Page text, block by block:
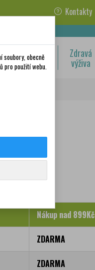
Kontakty
Krása a
péče
Zdravá
výživa
Nákup nad 899Kč
ZDARMA
ZDARMA
soubory, obecně
pro použití webu.